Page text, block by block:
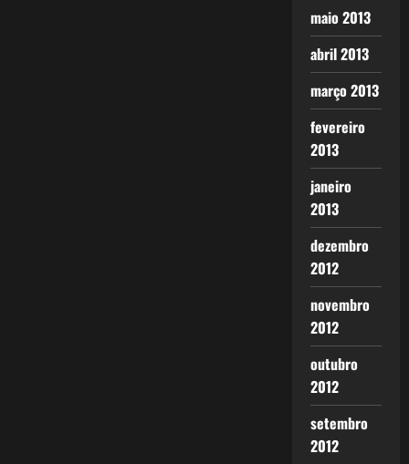
maio 2013
abril 2013
março 2013
fevereiro
2013
janeiro
2013
dezembro
2012
novembro
2012
outubro
2012
setembro
2012